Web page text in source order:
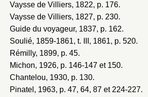
Vaysse de Villiers, 1822, p. 176.
Vaysse de Villiers, 1827, p. 230.
Guide du voyageur, 1837, p. 162.
Soulié, 1859-1861, t. III, 1861, p. 520.
Rémilly, 1899, p. 45.
Michon, 1926, p. 146-147 et 150.
Chantelou, 1930, p. 130.
Pinatel, 1963, p. 47, 64, 87 et 224-227.